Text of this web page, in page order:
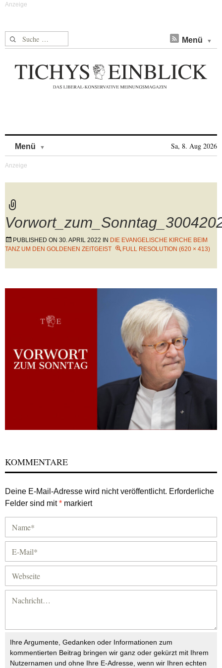
Suche nach: Menü
Menü Sa, 8. Aug 2026
PUBLISHED ON 30. APRIL 2022 IN DIE EVANGELISCHE KIRCHE BEIM
TANZ UM DEN GOLDENEN ZEITGEIST
FULL RESOLUTION (620 × 413)
KOMMENTARE
Deine E-Mail-Adresse wird nicht veröffentlicht. Erforderliche
Felder sind mit* markiert
Ihre Argumente, Gedanken oder Informationen zum
kommentierten Beitrag bringen wir ganz oder gekürzt mit Ihrem
Nutzernamen und ohne Ihre E-Adresse, wenn wir Ihren echten